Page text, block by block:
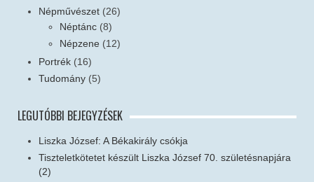
Népművészet (26)
Néptánc (8)
Népzene (12)
Portrék (16)
Tudomány (5)
LEGUTÓBBI BEJEGYZÉSEK
Liszka József: A Békakirály csókja
Tiszteletkötetet készült Liszka József 70. születésnapjára
(2)